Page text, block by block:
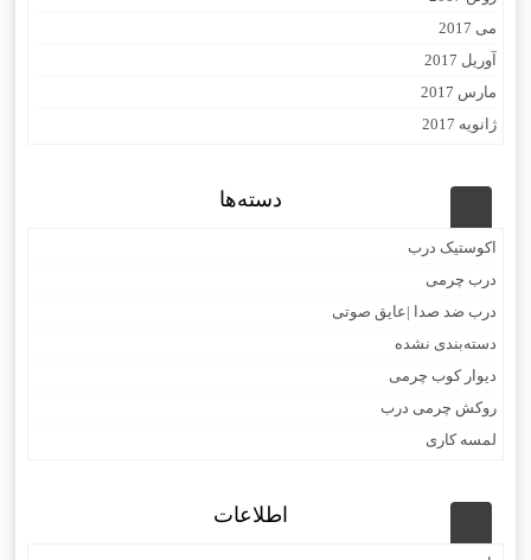
می 2017
آوریل 2017
مارس 2017
ژانویه 2017
دسته‌ها
اکوستیک درب
درب چرمی
درب ضد صدا |عایق صوتی
دسته‌بندی نشده
دیوار کوب چرمی
روکش چرمی درب
لمسه کاری
اطلاعات